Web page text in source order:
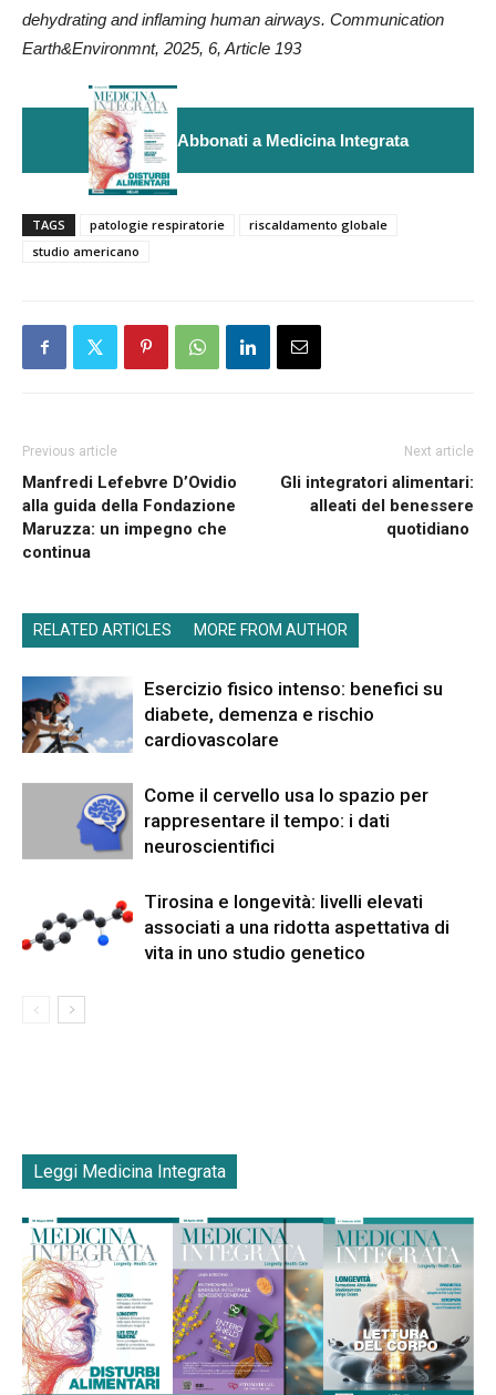
dehydrating and inflaming human airways. Communication
Earth&Environmnt, 2025, 6, Article 193
Abbonati a Medicina Integrata
TAGS patologie respiratorie
riscaldamento globale
studio americano
Previous article
Manfredi Lefebvre D’Ovidio
alla guida della Fondazione
Maruzza: un impegno che
continua
Next article
Gli integratori alimentari:
alleati del benessere
quotidiano
RELATED ARTICLES MORE FROM AUTHOR
Esercizio fisico intenso: benefici su
diabete, demenza e rischio
cardiovascolare
Come il cervello usa lo spazio per
rappresentare il tempo: i dati
neuroscientifici
Tirosina e longevità: livelli elevati
associati a una ridotta aspettativa di
vita in uno studio genetico
Leggi Medicina Integrata